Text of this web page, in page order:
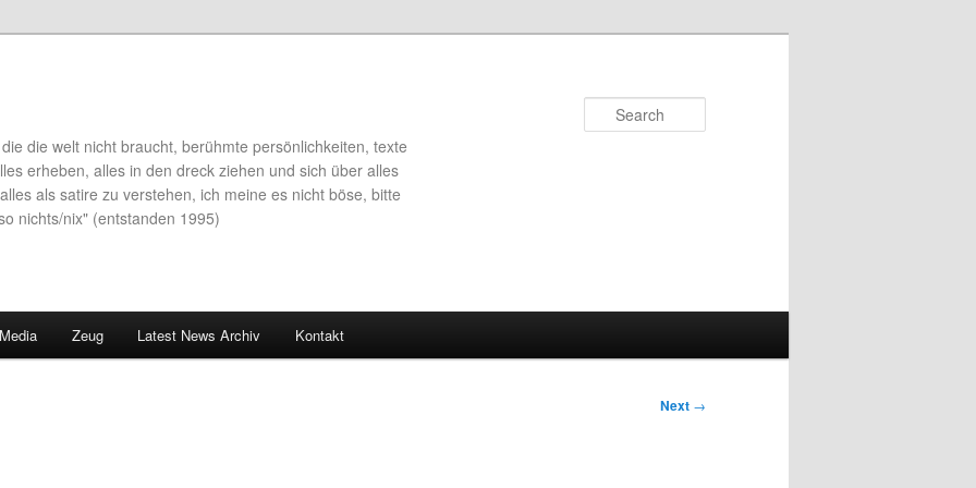
die welt nicht braucht, berühmte persönlichkeiten, texte
erheben, alles in den dreck ziehen und sich über alles
als satire zu verstehen, ich meine es nicht böse, bitte
nichts/nix" (entstanden 1995)
Zeug Latest News Archiv Kontakt
Next →